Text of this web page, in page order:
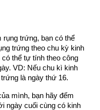
trứng, bạn có thể
trứng theo chu kỳ kinh
có thể tự tính theo công
VD: Nếu chu kì kinh
là ngày thứ 16.
mình, bạn hãy đếm
ngày cuối cùng có kinh